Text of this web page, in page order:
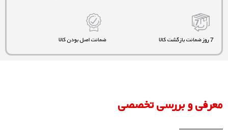
7 روز ضمانت بازگشت کالا ضمانت اصل بودن کالا
معرفی و بررسی تخصصی